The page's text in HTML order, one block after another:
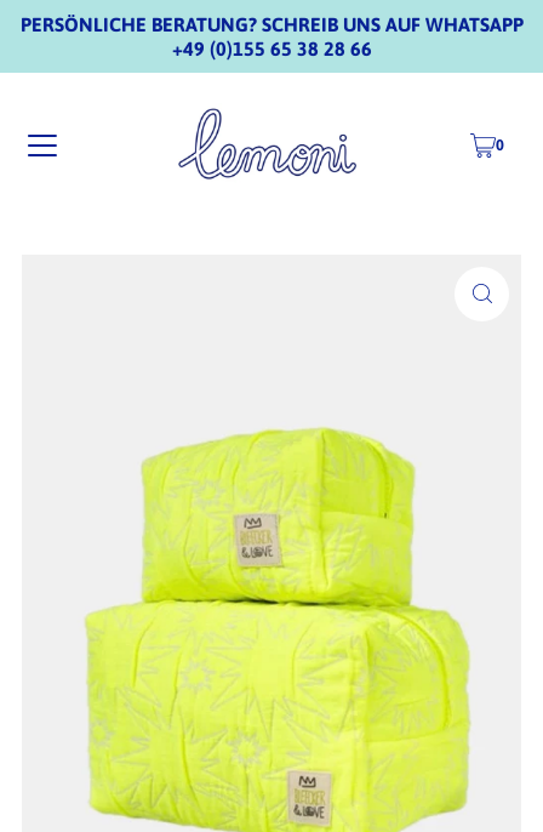
PERSÖNLICHE BERATUNG? SCHREIB UNS AUF WHATSAPP
+49 (0)155 65 38 28 66
0